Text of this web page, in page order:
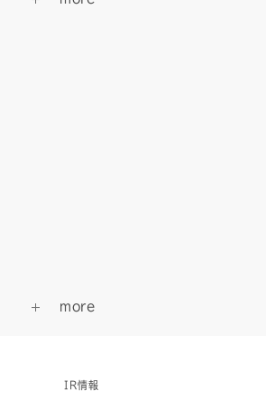
IR情報